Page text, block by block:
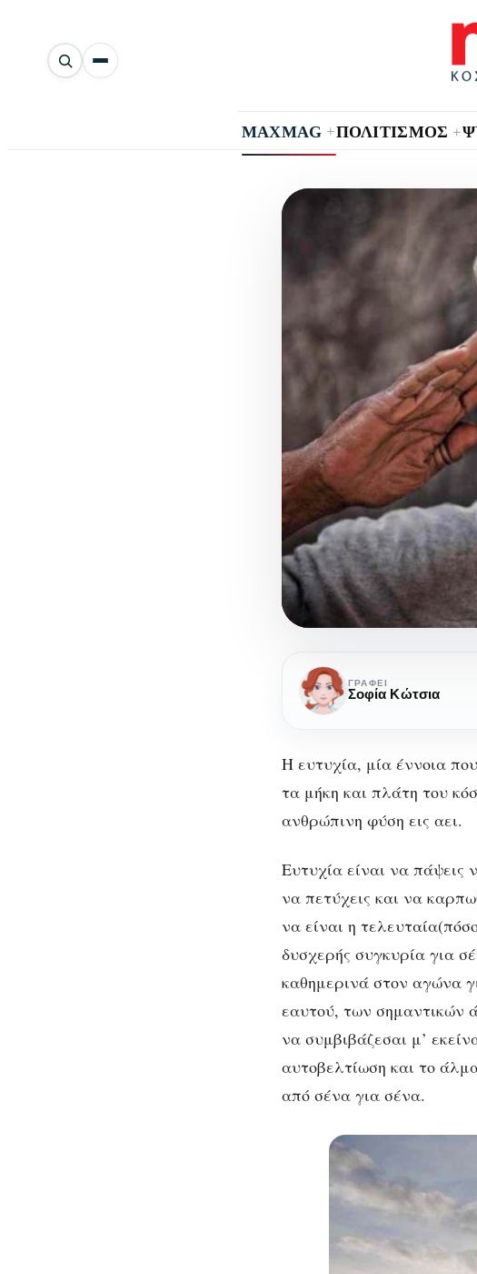
Αναζήτηση
άρθρων
MAXMAG +ΠΟΛΙΤΙΣΜΟΣ +
Στο
Στο
ανελέητο
κυνήγι
ευτυχίας…
ΓΡΆΦΕΙ
Σοφία Κώτσια
Η ευτυχία, μία έννοια
τα μήκη και πλάτη του
ανθρώπινη φύση εις αει.
Ευτυχία είναι να πάψεις
να πετύχεις και να
να είναι η
δυσχερής συγκυρία για
καθημερινά στον αγώνα
εαυτού, των σημαντικών
να συμβιβάζεσαι μ’
αυτοβελτίωση και το
από σένα για σένα.